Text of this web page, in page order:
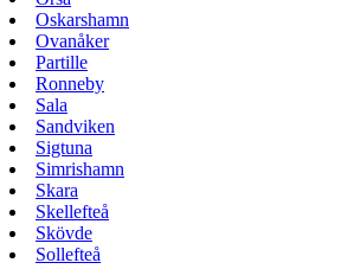
Oskarshamn
Ovanåker
Partille
Ronneby
Sala
Sandviken
Sigtuna
Simrishamn
Skara
Skellefteå
Skövde
Sollefteå